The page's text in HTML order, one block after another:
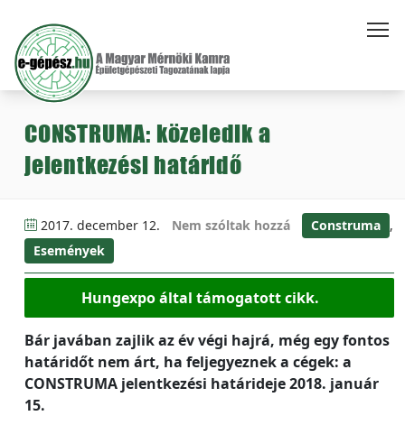
CONSTRUMA: közeledik a
jelentkezési határidő
2017. december 12. Nem szóltak hozzá Construma ,
Események
Hungexpo által támogatott cikk.
Bár javában zajlik az év végi hajrá, még egy fontos
határidőt nem árt, ha feljegyeznek a cégek: a
CONSTRUMA jelentkezési határideje 2018. január
15.